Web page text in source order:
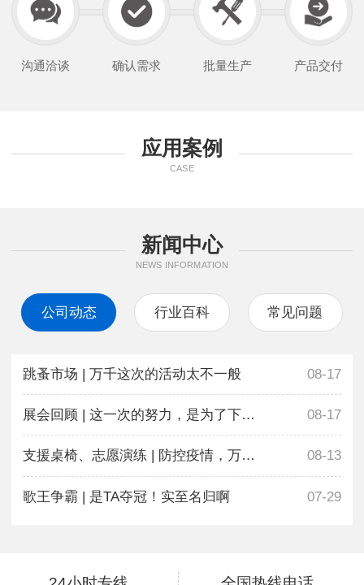
沟通洽谈 确认需求 批量生产 产品交付
应用案例
CASE
新闻中心
NEWS INFORMATION
公司动态 行业百科 常见问题
跳蚤市场 | 万千这次的活动太不一般 08-17
展会回顾 | 这一次的努力，是为了下一次更好地相遇 08-17
支援桌椅、志愿演练 | 防控疫情，万千在行动 08-13
歌王争霸 | 是TA夺冠！实至名归啊 07-29